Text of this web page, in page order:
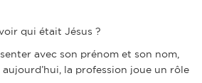
qui était Jésus ?
avec son prénom et son nom,
la profession joue un rôle